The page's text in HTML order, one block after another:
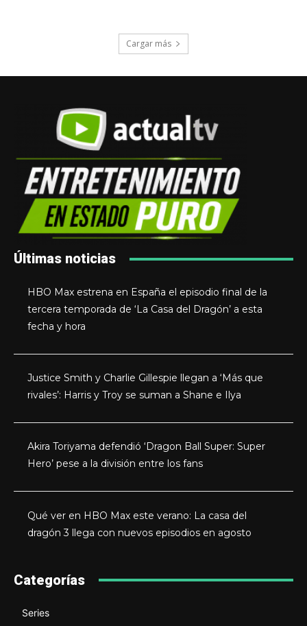
Cargar más
Últimas noticias
HBO Max estrena en España el episodio final de la
tercera temporada de ‘La Casa del Dragón’ a esta
fecha y hora
Justice Smith y Charlie Gillespie llegan a ‘Más que
rivales’: Harris y Troy se suman a Shane e Ilya
Akira Toriyama defendió ‘Dragon Ball Super: Super
Hero’ pese a la división entre los fans
Qué ver en HBO Max este verano: La casa del
dragón 3 llega con nuevos episodios en agosto
Categorías
Series